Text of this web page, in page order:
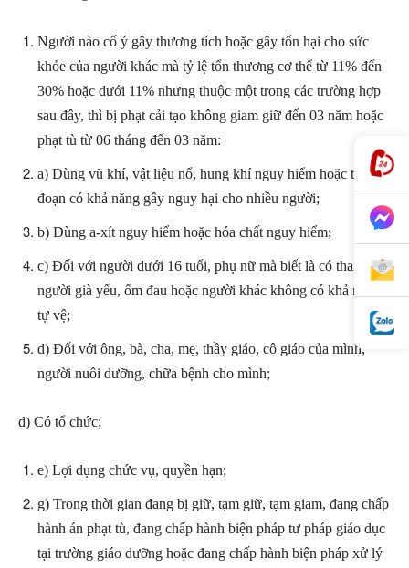
Người nào cố ý gây thương tích hoặc gây tổn hại cho sức
khỏe của người khác mà tỷ lệ tổn thương cơ thể từ 11% đến
30% hoặc dưới 11% nhưng thuộc một trong các trường hợp
sau đây, thì bị phạt cải tạo không giam giữ đến 03 năm hoặc
phạt tù từ 06 tháng đến 03 năm:
a) Dùng vũ khí, vật liệu nổ, hung khí nguy hiểm hoặc thủ
đoạn có khả năng gây nguy hại cho nhiều người;
b) Dùng a-xít nguy hiểm hoặc hóa chất nguy hiểm;
c) Đối với người dưới 16 tuổi, phụ nữ mà biết là có thai,
người già yếu, ốm đau hoặc người khác không có khả năng
tự vệ;
d) Đối với ông, bà, cha, mẹ, thầy giáo, cô giáo của mình,
người nuôi dưỡng, chữa bệnh cho mình;
đ) Có tổ chức;
e) Lợi dụng chức vụ, quyền hạn;
g) Trong thời gian đang bị giữ, tạm giữ, tạm giam, đang chấp
hành án phạt tù, đang chấp hành biện pháp tư pháp giáo dục
tại trường giáo dưỡng hoặc đang chấp hành biện pháp xử lý